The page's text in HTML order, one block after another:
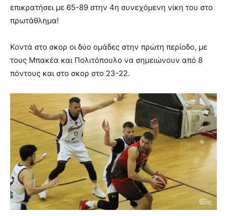
επικρατήσει με 65-89 στην 4η συνεχόμενη νίκη του στο
πρωτάθλημα!
Κοντά στο σκορ οι δύο ομάδες στην πρώτη περίοδο, με
τους Μπακέα και Πολιτόπουλο να σημειώνουν από 8
πόντους και στο σκορ στο 23-22.